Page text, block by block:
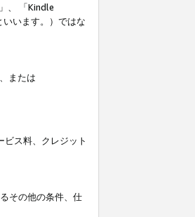
、 「Kindle
いいます。）ではな
または
ビス料、クレジット
その他の条件、仕